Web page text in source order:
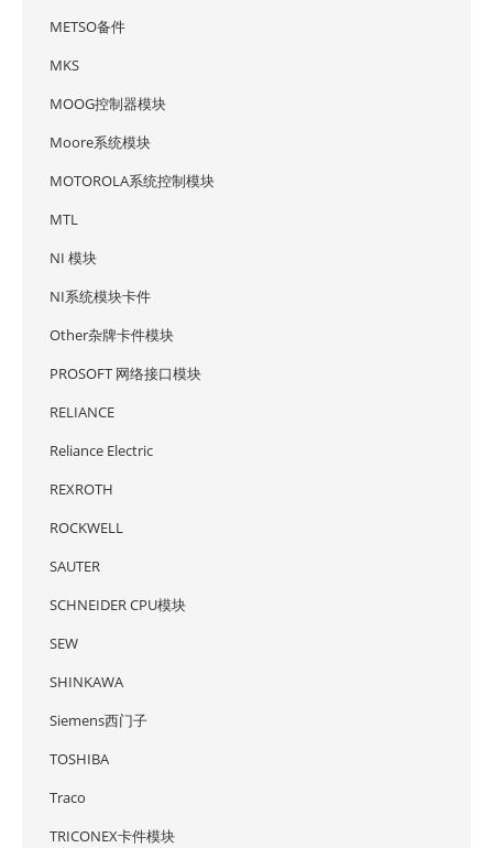
METSO备件
MKS
MOOG控制器模块
Moore系统模块
MOTOROLA系统控制模块
MTL
NI 模块
NI系统模块卡件
Other杂牌卡件模块
PROSOFT 网络接口模块
RELIANCE
Reliance Electric
REXROTH
ROCKWELL
SAUTER
SCHNEIDER CPU模块
SEW
SHINKAWA
Siemens西门子
TOSHIBA
Traco
TRICONEX卡件模块